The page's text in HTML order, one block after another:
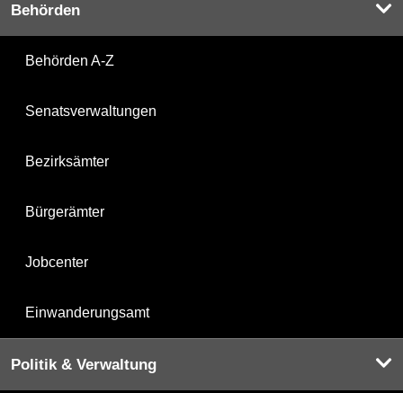
Behörden
Behörden A-Z
Senatsverwaltungen
Bezirksämter
Bürgerämter
Jobcenter
Einwanderungsamt
Politik & Verwaltung